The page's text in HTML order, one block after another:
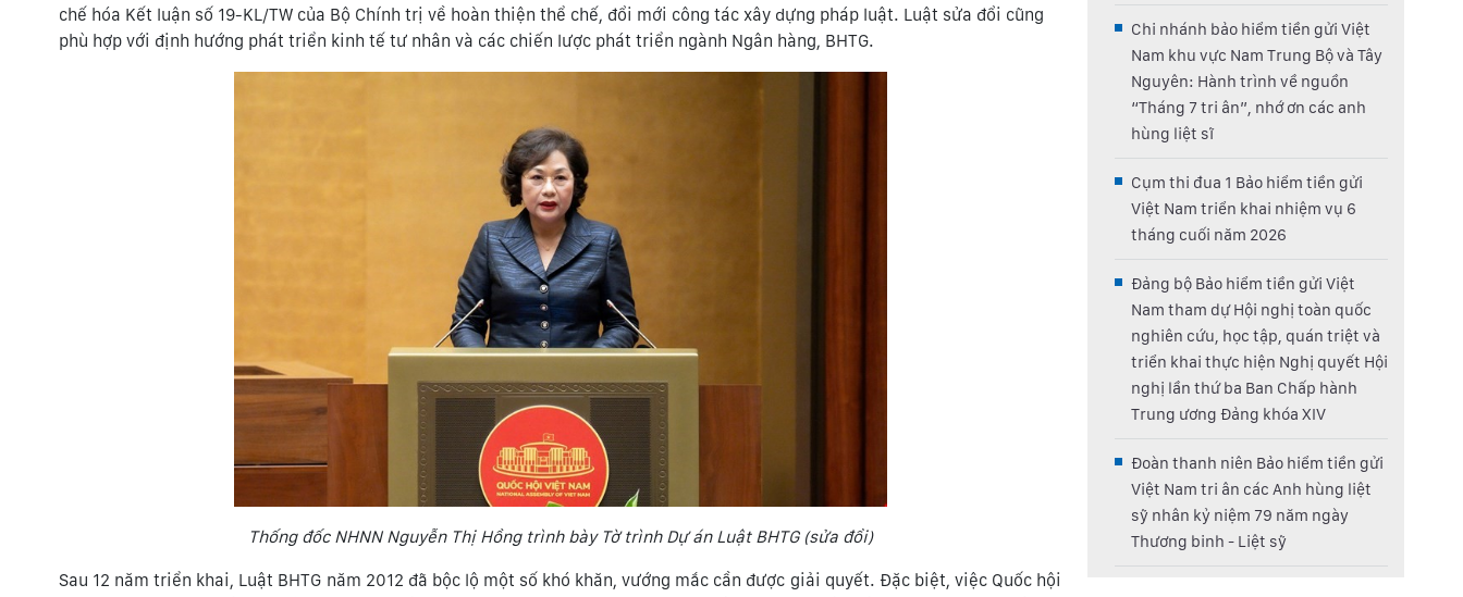
chế hóa Kết luận số 19-KL/TW của Bộ Chính trị về hoàn thiện thể chế, đổi mới công tác xây dựng pháp luật. Luật sửa đổi cũng
phù hợp với định hướng phát triển kinh tế tư nhân và các chiến lược phát triển ngành Ngân hàng, BHTG.
Thống đốc NHNNNguyễn Thị Hồng trình bày Tờ trình Dự án Luật BHTG(sửa đổi)
Sau 12 năm triển khai, Luật BHTG năm 2012 đã bộc lộ một số khó khăn, vướng mắc cần được giải quyết. Đặc biệt, việc Quốc hội
Chi nhánh bảo hiểm tiền gửi Việt
Nam khu vực Nam Trung Bộ và Tây
Nguyên: Hành trình về nguồn
“Tháng 7 tri ân”, nhớ ơn các anh
hùng liệt sĩ
Cụm thi đua 1 Bảo hiểm tiền gửi
Việt Nam triển khai nhiệm vụ 6
tháng cuối năm 2026
Đảng bộ Bảo hiểm tiền gửi Việt
Nam tham dự Hội nghị toàn quốc
nghiên cứu, học tập, quán triệt và
triển khai thực hiện Nghị quyết Hội
nghị lần thứ ba Ban Chấp hành
Trung ương Đảng khóa XIV
Đoàn thanh niên Bảo hiểm tiền gửi
Việt Nam tri ân các Anh hùng liệt
sỹ nhân kỷ niệm 79 năm ngày
Thương binh - Liệt sỹ